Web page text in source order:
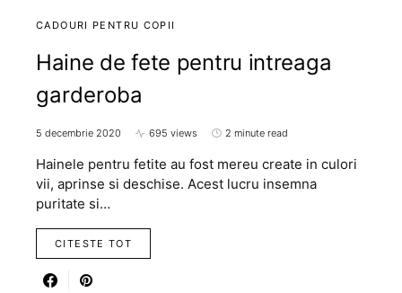
CADOURI PENTRU COPII
Haine de fete pentru intreaga
garderoba
5 decembrie 2020 695 views 2 minute read
Hainele pentru fetite au fost mereu create in culori
vii, aprinse si deschise. Acest lucru insemna
puritate si…
CITESTE TOT